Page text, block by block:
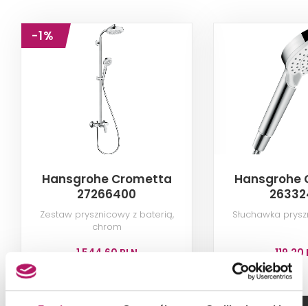
-1%
Hansgrohe Crometta
27266400
Zestaw prysznicowy z baterią,
chrom
1 544,60 PLN
-1% od 1 565,50 PLN najniższa cena
Hansgrohe
Słuchawka
119,20